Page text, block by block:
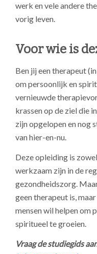
werk en vele andere
vorig leven.
Voor wie is
Ben jij een therapeut
om persoonlijk en
vernieuwde
krassen op de ziel die
zijn opgelopen en nog
van hier-en-nu.
Deze opleiding is
werkzaam zijn in de
gezondheidszorg.
geen therapeut is,
mensen wil helpen om
spiritueel te groeien.
Vraag de studiegids